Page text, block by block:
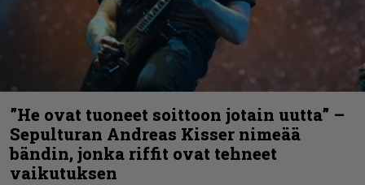
”He ovat tuoneet soittoon jotain uutta” –
Sepulturan Andreas Kisser nimeää
bändin, jonka riffit ovat tehneet
vaikutuksen